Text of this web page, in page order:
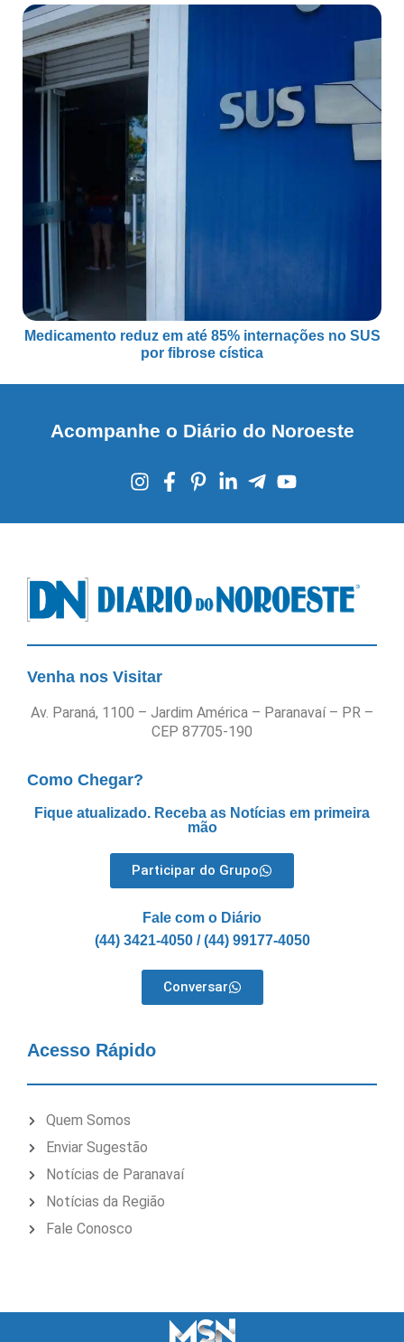
Medicamento reduz em até 85% internações no SUS
por fibrose cística
Acompanhe o Diário do Noroeste
Venha nos Visitar
Av. Paraná, 1100 – Jardim América – Paranavaí – PR –
CEP 87705-190
Como Chegar?
Fique atualizado. Receba as Notícias em primeira
mão
Participar do Grupo
Fale com o Diário
(44) 3421-4050 / (44) 99177-4050
Conversar
Acesso Rápido
Quem Somos
Enviar Sugestão
Notícias de Paranavaí
Notícias da Região
Fale Conosco